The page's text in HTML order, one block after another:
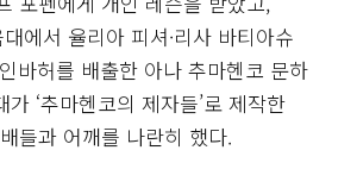
에서 율리아 피셔·리사 바티아슈
바허를 배출한 아나 추마헨코 문하
‘추마헨코의 제자들’로 제작한
들과 어깨를 나란히 했다.